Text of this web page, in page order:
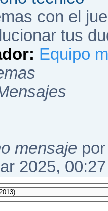
con el
tus
Equipo
mensaje
2025, 00:27